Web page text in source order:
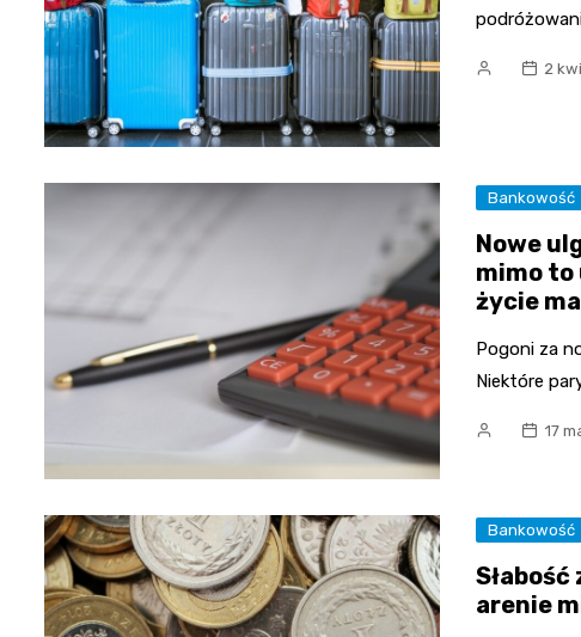
2
Bankowość
Nowe
mimo to
życie
Pogoni za
Niektóre
17
Bankowość
arenie